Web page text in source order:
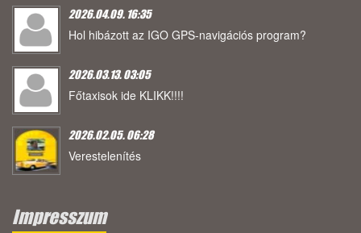
2026.04.09. 16:35
Hol hibázott az IGO GPS-navigációs program?
2026.03.13. 03:05
Főtaxisok ide KLIKK!!!!
2026.02.05. 06:28
Verestelenítés
Impresszum